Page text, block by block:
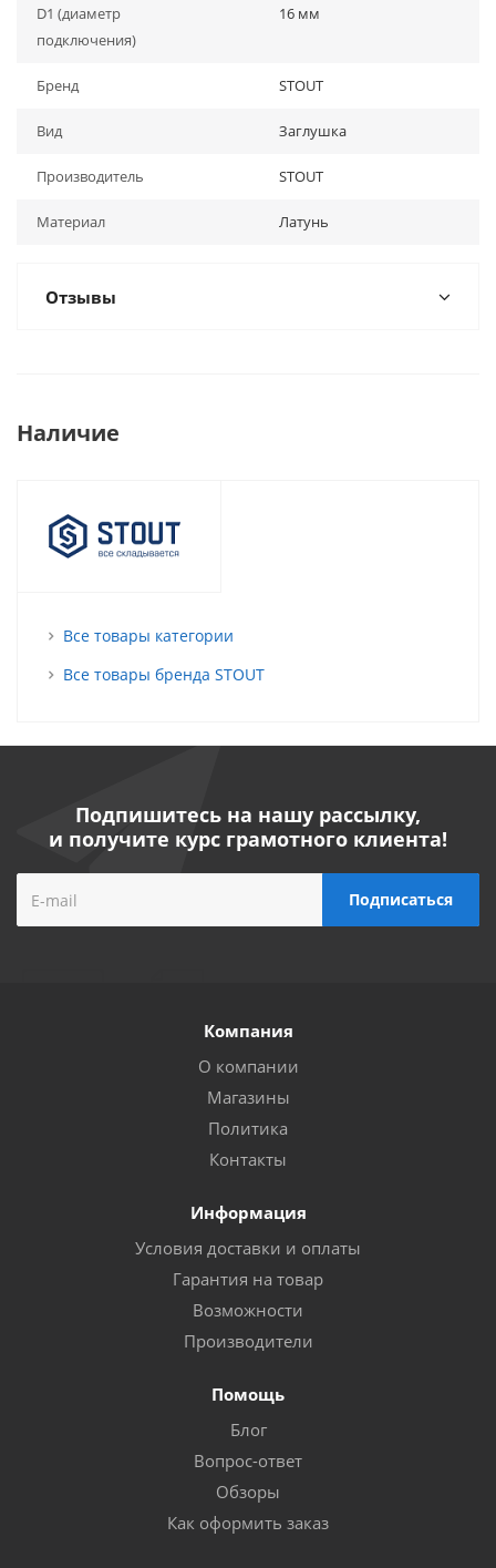
D1 (диаметр
подключения)
16 мм
Бренд STOUT
Вид Заглушка
Производитель STOUT
Материал Латунь
Отзывы
Наличие
Все товары категории
Все товары бренда STOUT
Подпишитесь на нашу рассылку,
и получите курс грамотного клиента!
Компания
О компании
Магазины
Политика
Контакты
Информация
Условия доставки и оплаты
Гарантия на товар
Возможности
Производители
Помощь
Блог
Вопрос-ответ
Обзоры
Как оформить заказ